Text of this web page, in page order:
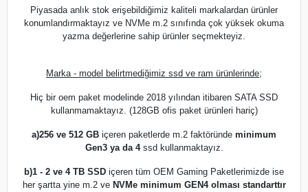
Piyasada anlık stok erişebildiğimiz kaliteli markalardan ürünler
konumlandırmaktayız ve NVMe m.2 sınıfında çok yüksek okuma
yazma değerlerine sahip ürünler seçmekteyiz.
Marka - model belirtmediğimiz ssd ve ram ürünlerinde;
Hiç bir oem paket modelinde 2018 yılından itibaren SATA SSD
kullanmamaktayız. (128GB ofis paket ürünleri hariç)
a)256 ve 512 GB içeren paketlerde m.2 faktöründe minimum
Gen3 ya da 4ssd kullanmaktayız.
b)1 - 2 ve 4 TB SSD içeren tüm OEM Gaming Paketlerimizde ise
her şartta yine m.2 ve NVMe minimum GEN4 olması standarttır